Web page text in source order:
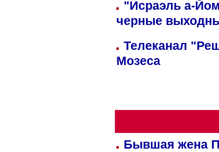
"Исраэль а-
черные
Телеканал
Мозеса
Бывшая жена